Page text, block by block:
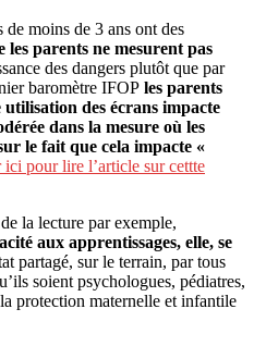
moins de 3 ans ont des
parents ne mesurent pas
des dangers plutôt que par
baromètre IFOP les parents
des écrans impacte
dans la mesure où les
le fait que cela impacte «
ici pour lire l’article sur cettte
la lecture par exemple,
aux apprentissages, elle, se
partagé, sur le terrain, par tous
soient psychologues, pédiatres,
protection maternelle et infantile